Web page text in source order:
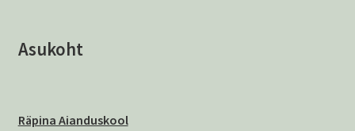
Asukoht
Räpina Aianduskool